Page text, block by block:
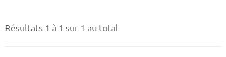
Résultats 1 à 1 sur 1 au total